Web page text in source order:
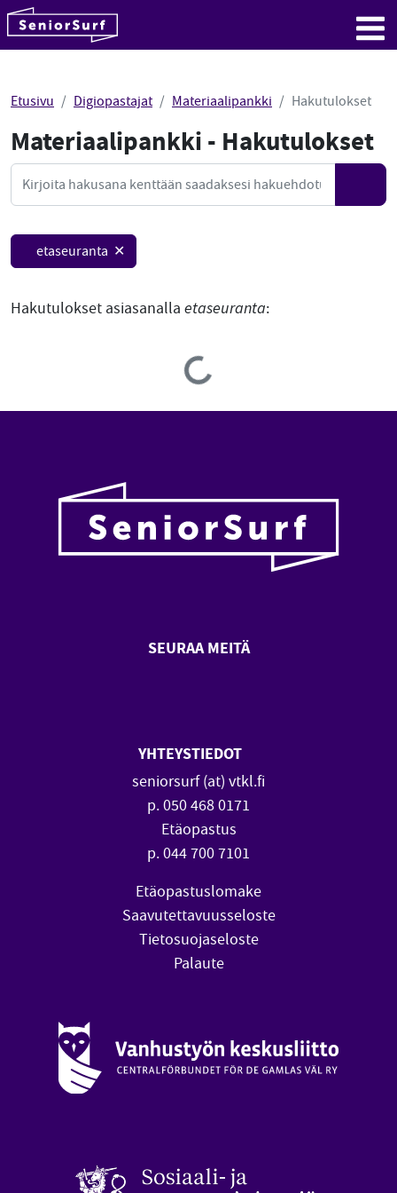
Hyppää sisältöön
Etusivu Digiopastajat Materiaalipankki Hakutulokset
Materiaalipankki - Hakutulokset
Haku
Hae
etaseuranta ✕
Hakutulokset asiasanalla etaseuranta:
Loading...
SEURAA MEITÄ
YHTEYSTIEDOT
seniorsurf (at) vtkl.fi
p. 050 468 0171
Etäopastus
p. 044 700 7101
Etäopastuslomake
Saavutettavuusseloste
Tietosuojaseloste
Palaute